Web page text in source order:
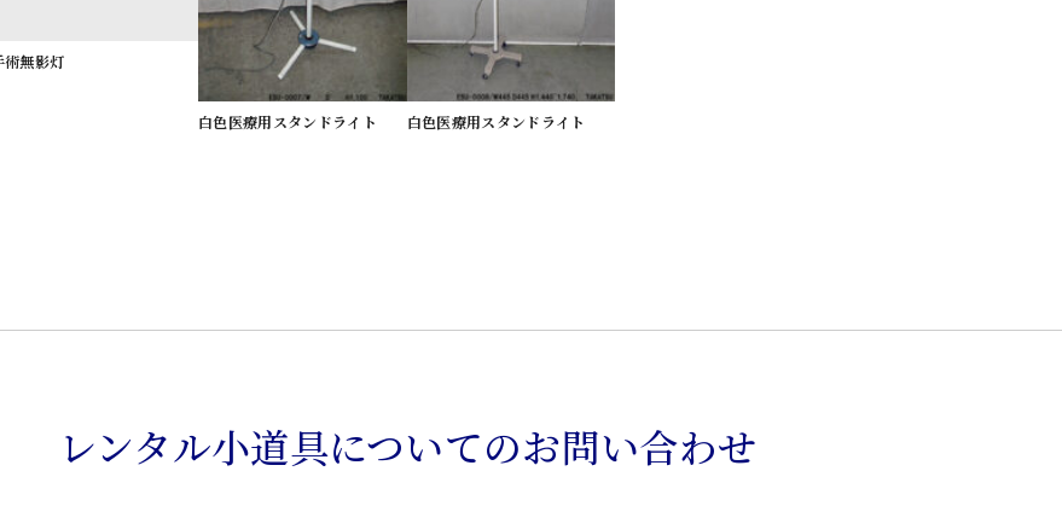
術無影灯
白色医療用スタンドライト 白色医療用スタンドライト
レンタル小道具についてのお問い合わせ